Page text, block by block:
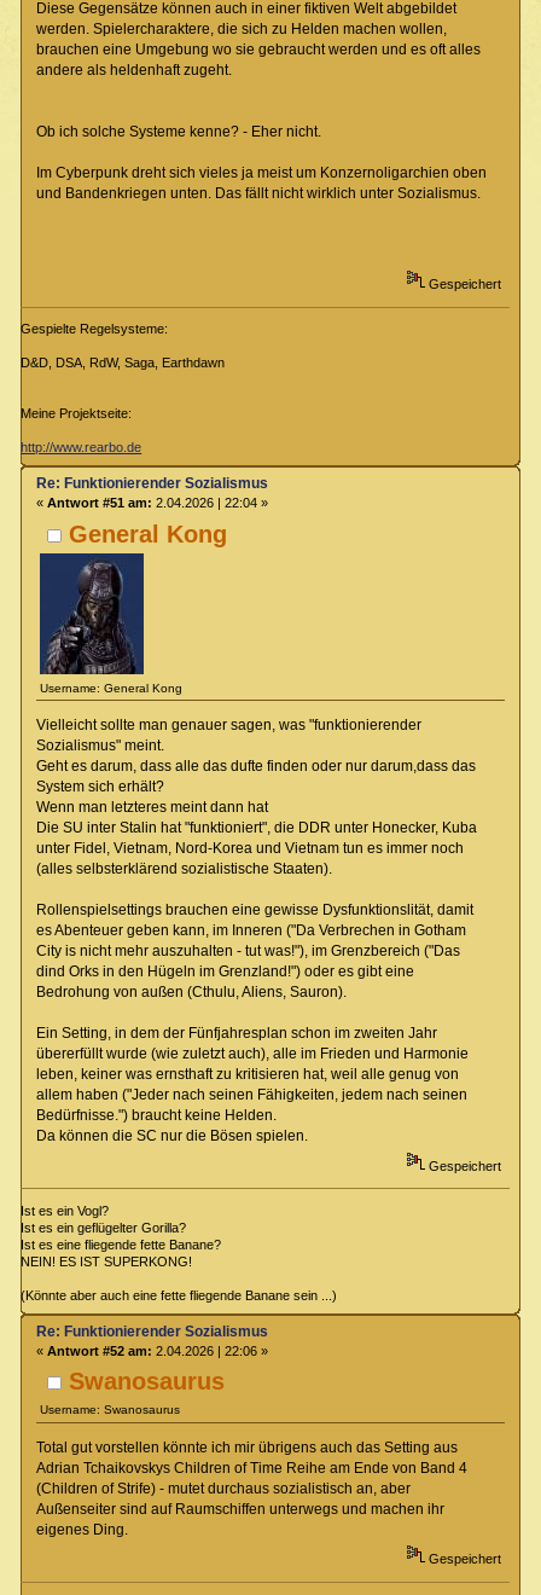
Diese Gegensätze können auch in einer fiktiven Welt abgebildet
werden. Spielercharaktere, die sich zu Helden machen wollen,
brauchen eine Umgebung wo sie gebraucht werden und es oft alles
andere als heldenhaft zugeht.
Ob ich solche Systeme kenne? - Eher nicht.
Im Cyberpunk dreht sich vieles ja meist um Konzernoligarchien oben
und Bandenkriegen unten. Das fällt nicht wirklich unter Sozialismus.
Gespeichert
Gespielte Regelsysteme:
D&D, DSA, RdW, Saga, Earthdawn
Meine Projektseite:
http://www.rearbo.de
General Kong
Username: General Kong
Re: Funktionierender Sozialismus
« Antwort #51 am: 2.04.2026 | 22:04 »
Vielleicht sollte man genauer sagen, was "funktionierender
Sozialismus" meint.
Geht es darum, dass alle das dufte finden oder nur darum,dass das
System sich erhält?
Wenn man letzteres meint dann hat
Die SU inter Stalin hat "funktioniert", die DDR unter Honecker, Kuba
unter Fidel, Vietnam, Nord-Korea und Vietnam tun es immer noch
(alles selbsterklärend sozialistische Staaten).
Rollenspielsettings brauchen eine gewisse Dysfunktionslität, damit
es Abenteuer geben kann, im Inneren ("Da Verbrechen in Gotham
City is nicht mehr auszuhalten - tut was!"), im Grenzbereich ("Das
dind Orks in den Hügeln im Grenzland!") oder es gibt eine
Bedrohung von außen (Cthulu, Aliens, Sauron).
Ein Setting, in dem der Fünfjahresplan schon im zweiten Jahr
übererfüllt wurde (wie zuletzt auch), alle im Frieden und Harmonie
leben, keiner was ernsthaft zu kritisieren hat, weil alle genug von
allem haben ("Jeder nach seinen Fähigkeiten, jedem nach seinen
Bedürfnisse.") braucht keine Helden.
Da können die SC nur die Bösen spielen.
Gespeichert
Ist es ein Vogl?
Ist es ein geflügelter Gorilla?
Ist es eine fliegende fette Banane?
NEIN! ES IST SUPERKONG!
(Könnte aber auch eine fette fliegende Banane sein ...)
Swanosaurus
Username: Swanosaurus
Re: Funktionierender Sozialismus
« Antwort #52 am: 2.04.2026 | 22:06 »
Total gut vorstellen könnte ich mir übrigens auch das Setting aus
Adrian Tchaikovskys Children of Time Reihe am Ende von Band 4
(Children of Strife) - mutet durchaus sozialistisch an, aber
Außenseiter sind auf Raumschiffen unterwegs und machen ihr
eigenes Ding.
Gespeichert